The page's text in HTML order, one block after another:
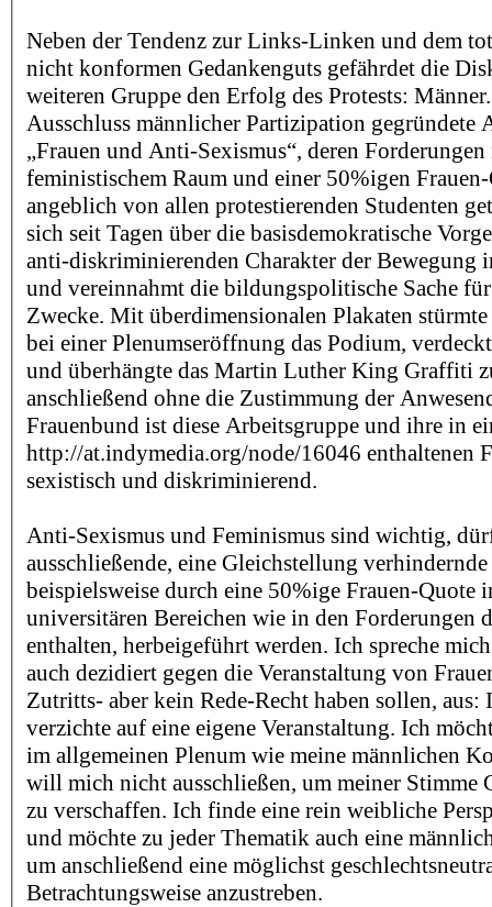
Neben der Tendenz zur Links-Linken und dem
nicht konformen Gedankenguts gefährdet die
weiteren Gruppe den Erfolg des Protests:
Ausschluss männlicher Partizipation gegründete
„Frauen und Anti-Sexismus“, deren Forderungen
feministischem Raum und einer 50%igen
angeblich von allen protestierenden Studenten
sich seit Tagen über die basisdemokratische
anti-diskriminierenden Charakter der Bewegung
und vereinnahmt die bildungspolitische Sache
Zwecke. Mit überdimensionalen Plakaten
bei einer Plenumseröffnung das Podium,
und überhängte das Martin Luther King Graffiti
anschließend ohne die Zustimmung der
Frauenbund ist diese Arbeitsgruppe und ihre in
http://at.indymedia.org/node/16046 enthaltenen
sexistisch und diskriminierend.
Anti-Sexismus und Feminismus sind wichtig,
ausschließende, eine Gleichstellung
beispielsweise durch eine 50%ige Frauen-Quote
universitären Bereichen wie in den Forderungen
enthalten, herbeigeführt werden. Ich spreche
auch dezidiert gegen die Veranstaltung von
Zutritts- aber kein Rede-Recht haben sollen, aus:
verzichte auf eine eigene Veranstaltung. Ich
im allgemeinen Plenum wie meine männlichen
will mich nicht ausschließen, um meiner Stimme
zu verschaffen. Ich finde eine rein weibliche
und möchte zu jeder Thematik auch eine
um anschließend eine möglichst
Betrachtungsweise anzustreben.